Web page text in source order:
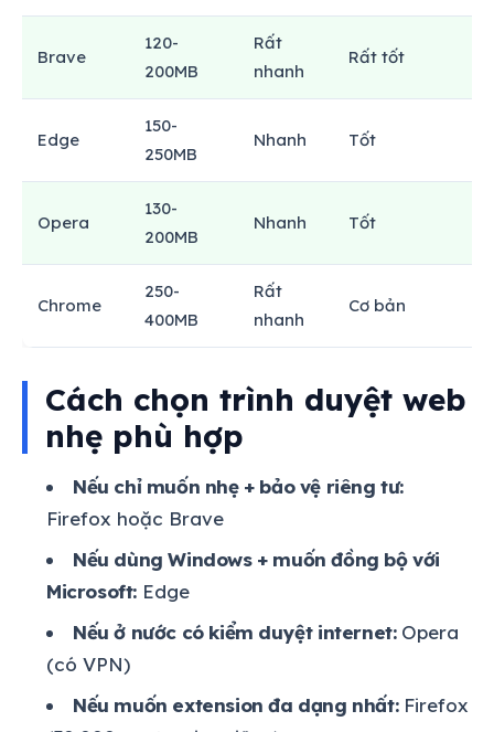
Brave
120-
200MB
Rất
nhanh
Rất tốt
Edge
150-
250MB
Nhanh Tốt
Opera
130-
200MB
Nhanh Tốt
Chrome
250-
400MB
Rất
nhanh
Cơ bản
Cách chọn trình duyệt web
nhẹ phù hợp
Nếu chỉ muốn nhẹ + bảo vệ riêng tư:
Firefox hoặc Brave
Nếu dùng Windows + muốn đồng bộ với
Microsoft: Edge
Nếu ở nước có kiểm duyệt internet:Opera
(có VPN)
Nếu muốn extension đa dạng nhất:Firefox